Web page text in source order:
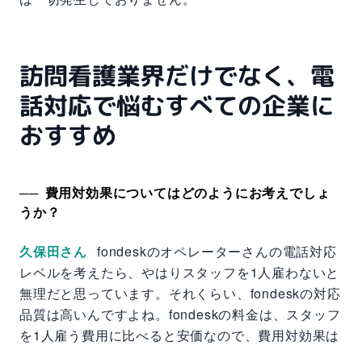
訪問看護業界だけでなく、電
話対応で悩むすべての企業に
おすすめ
費用対効果についてはどのようにお考えでしょ
うか？
久保田さん fondeskのオペレーターさんの電話対応
レベルを考えたら、やはりスタッフを1人雇わないと
無理だと思っています。それくらい、fondeskの対応
品質は高いんですよね。fondeskの料金は、スタッフ
を1人雇う費用に比べると安価なので、費用対効果は